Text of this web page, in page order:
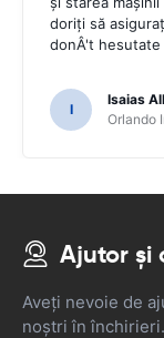
doriți să
donÂ't
I
Isaias
Orlando
Ajutor și
Aveți nevoie de
noștri în închirieri.